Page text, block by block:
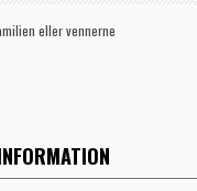
eller vennerne